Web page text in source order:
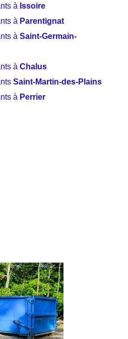
à Issoire
à Parentignat
àSaint-Germain-
àChalus
Saint-Martin-des-Plains
à Perrier